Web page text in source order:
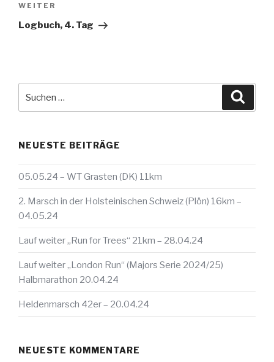
Nächster
Beitrag
WEITER
Logbuch, 4. Tag
NEUESTE BEITRÄGE
05.05.24 – WT Grasten (DK) 11km
2. Marsch in der Holsteinischen Schweiz (Plön) 16km –
04.05.24
Lauf weiter „Run for Trees“ 21km – 28.04.24
Lauf weiter „London Run“ (Majors Serie 2024/25)
Halbmarathon 20.04.24
Heldenmarsch 42er – 20.04.24
NEUESTE KOMMENTARE